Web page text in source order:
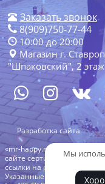
Заказать звонок
8(909)750-77-44
10:00 до 20:00
Магазин г.
"Шпаковский", 2 этаж
Разработка сайта
«mr-happy.ru» 2019 - 2026
сайте сертифицирован в
ссылки на ресурс.
Указанные на сайте цены
Мы